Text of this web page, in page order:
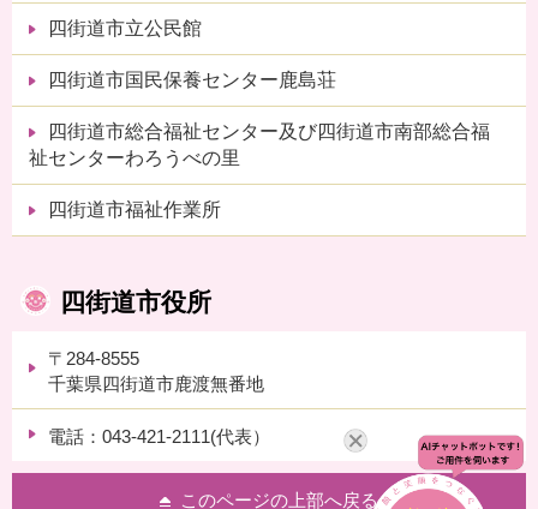
四街道市立公民館
四街道市国民保養センター鹿島荘
四街道市総合福祉センター及び四街道市南部総合福
祉センターわろうべの里
四街道市福祉作業所
四街道市役所
〒284-8555
千葉県四街道市鹿渡無番地
電話：043-421-2111(代表）
このページの上部へ戻る